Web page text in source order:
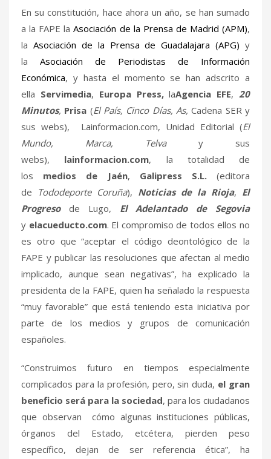
En su constitución, hace ahora un año, se han sumado
a la FAPE laAsociación de la Prensa de Madrid (APM),
la Asociación de la Prensa de Guadalajara (APG) y
la Asociación de Periodistas de Información
Económica, y hasta el momento se han adscrito a
ella Servimedia, Europa Press,laAgencia EFE,20
Minutos, Prisa (El País, Cinco Días, As, Cadena SER y
sus webs), Lainformacion.com, Unidad Editorial (El
Mundo, Marca, Telvay sus
webs), lainformacion.com, la totalidad de
los medios de Jaén, Galipress S.L.(editora
de Tododeporte Coruña), Noticias de la Rioja, El
Progresode Lugo, El Adelantado de Segovia
y elacueducto.com. El compromiso de todos ellos no
es otro que “aceptar el código deontológico de la
FAPE y publicar las resoluciones que afectan al medio
implicado, aunque sean negativas”, ha explicado la
presidenta de la FAPE, quien ha señalado la respuesta
“muy favorable” que está teniendo esta iniciativa por
parte de los medios y grupos de comunicación
españoles.
“Construimos futuro en tiempos especialmente
complicados para la profesión, pero, sin duda, el gran
beneficio será para la sociedad, para los ciudadanos
que observan cómo algunas instituciones públicas,
órganos del Estado, etcétera, pierden peso
específico, dejan de ser referencia ética”, ha